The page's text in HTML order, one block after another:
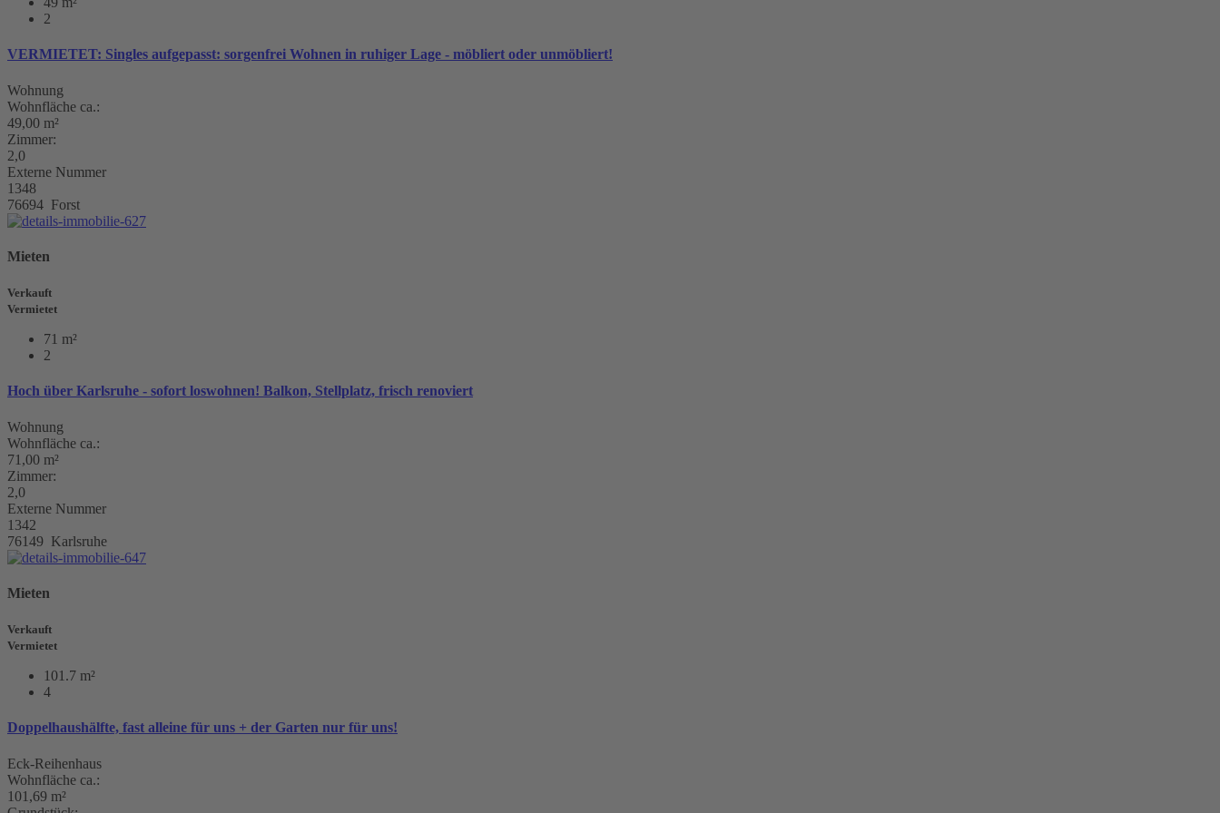
2
VERMIETET: Singles aufgepasst: sorgenfrei Wohnen in ruhiger Lage - möbliert oder unmöbliert!
Wohnung
Wohnfläche ca.:
49,00 m²
Zimmer:
2,0
Externe Nummer
1348
76694 Forst
Mieten
Verkauft
Vermietet
71 m²
2
Hoch über Karlsruhe - sofort loswohnen! Balkon, Stellplatz, frisch renoviert
Wohnung
Wohnfläche ca.:
71,00 m²
Zimmer:
2,0
Externe Nummer
1342
76149 Karlsruhe
Mieten
Verkauft
Vermietet
101.7 m²
4
Doppelhaushälfte, fast alleine für uns + der Garten nur für uns!
Eck-Reihenhaus
Wohnfläche ca.:
101,69 m²